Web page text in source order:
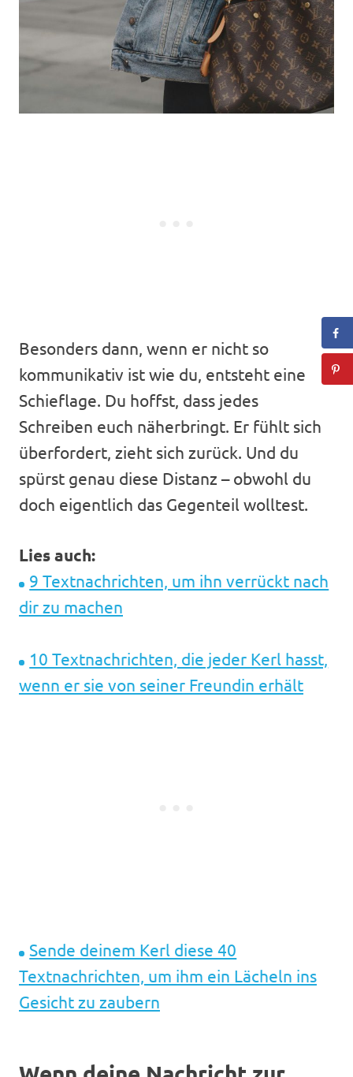
Besonders dann, wenn er nicht so
kommunikativ ist wie du, entsteht eine
Schieflage. Du hoffst, dass jedes
Schreiben euch näherbringt. Er fühlt sich
überfordert, zieht sich zurück. Und du
spürst genau diese Distanz – obwohl du
doch eigentlich das Gegenteil wolltest.
Lies auch:
9 Textnachrichten, um ihn verrückt nach
dir zu machen
10 Textnachrichten, die jeder Kerl hasst,
wenn er sie von seiner Freundin erhält
Sende deinem Kerl diese 40
Textnachrichten, um ihm ein Lächeln ins
Gesicht zu zaubern